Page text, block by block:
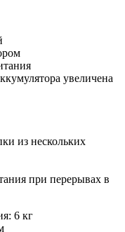
увеличена
из нескольких
при перерывах в
6 кг